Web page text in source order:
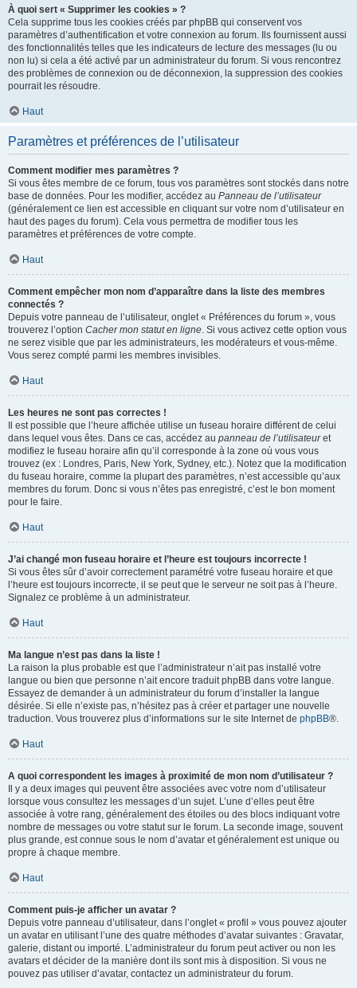
À quoi sert « Supprimer les cookies » ?
Cela supprime tous les cookies créés par phpBB qui conservent vos
paramètres d’authentification et votre connexion au forum. Ils fournissent aussi
des fonctionnalités telles que les indicateurs de lecture des messages (lu ou
non lu) si cela a été activé par un administrateur du forum. Si vous rencontrez
des problèmes de connexion ou de déconnexion, la suppression des cookies
pourrait les résoudre.
Haut
Paramètres et préférences de l’utilisateur
Comment modifier mes paramètres ?
Si vous êtes membre de ce forum, tous vos paramètres sont stockés dans notre
base de données. Pour les modifier, accédez au Panneau de l’utilisateur
(généralement ce lien est accessible en cliquant sur votre nom d’utilisateur en
haut des pages du forum). Cela vous permettra de modifier tous les
paramètres et préférences de votre compte.
Haut
Comment empêcher mon nom d’apparaître dans la liste des membres
connectés ?
Depuis votre panneau de l’utilisateur, onglet « Préférences du forum », vous
trouverez l’option Cacher mon statut en ligne. Si vous activez cette option vous
ne serez visible que par les administrateurs, les modérateurs et vous-même.
Vous serez compté parmi les membres invisibles.
Haut
Les heures ne sont pas correctes !
Il est possible que l’heure affichée utilise un fuseau horaire différent de celui
dans lequel vous êtes. Dans ce cas, accédez au panneau de l’utilisateuret
modifiez le fuseau horaire afin qu’il corresponde à la zone où vous vous
trouvez (ex : Londres, Paris, New York, Sydney, etc.). Notez que la modification
du fuseau horaire, comme la plupart des paramètres, n’est accessible qu’aux
membres du forum. Donc si vous n’êtes pas enregistré, c’est le bon moment
pour le faire.
Haut
J’ai changé mon fuseau horaire et l’heure est toujours incorrecte !
Si vous êtes sûr d’avoir correctement paramétré votre fuseau horaire et que
l’heure est toujours incorrecte, il se peut que le serveur ne soit pas à l’heure.
Signalez ce problème à un administrateur.
Haut
Ma langue n’est pas dans la liste !
La raison la plus probable est que l’administrateur n’ait pas installé votre
langue ou bien que personne n’ait encore traduit phpBB dans votre langue.
Essayez de demander à un administrateur du forum d’installer la langue
désirée. Si elle n’existe pas, n’hésitez pas à créer et partager une nouvelle
traduction. Vous trouverez plus d’informations sur le site Internet de phpBB®.
Haut
A quoi correspondent les images à proximité de mon nom d’utilisateur ?
Il y a deux images qui peuvent être associées avec votre nom d’utilisateur
lorsque vous consultez les messages d’un sujet. L’une d’elles peut être
associée à votre rang, généralement des étoiles ou des blocs indiquant votre
nombre de messages ou votre statut sur le forum. La seconde image, souvent
plus grande, est connue sous le nom d’avatar et généralement est unique ou
propre à chaque membre.
Haut
Comment puis-je afficher un avatar ?
Depuis votre panneau d’utilisateur, dans l’onglet « profil » vous pouvez ajouter
un avatar en utilisant l’une des quatre méthodes d’avatar suivantes : Gravatar,
galerie, distant ou importé. L’administrateur du forum peut activer ou non les
avatars et décider de la manière dont ils sont mis à disposition. Si vous ne
pouvez pas utiliser d’avatar, contactez un administrateur du forum.